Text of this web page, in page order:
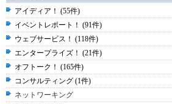
アイディア！ (55件)
イベントレポート！ (91件)
ウェブサービス！ (118件)
エンタープライズ！ (21件)
オフトーク！ (165件)
コンサルティング (1件)
ネットワーキング